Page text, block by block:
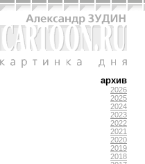
архив
2026
2025
2024
2023
2022
2021
2020
2019
2018